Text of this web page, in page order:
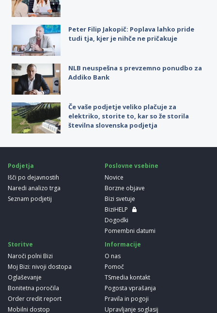
Peter Filip Jakopič: Poplava lahko pride
tudi tja, kjer je nihče ne pričakuje
NLB neuspešna s prevzemno ponudbo za
Addiko Bank
Če vaše podjetje veliko plačuje za
elektriko, storite to, kar so že storila
številna slovenska podjetja
Podjetja
Išči po dejavnostih
Naredi analizo trga
Seznam podjetij
Poslovne vsebine
Novice
Borzne objave
Bizi svetuje
BiziHELP
Dogodki
Pomembni datumi
Storitve
Naroči polni Bizi
Moj Bizi: nivoji dostopa
Oglaševanje
Bonitetna poročila
Order credit report
Mobilni dostop
Informacije
O nas
Pomoč
TSmedia kontakt
Pogosta vprašanja
Pravila in pogoji
Upravljanje soglasij